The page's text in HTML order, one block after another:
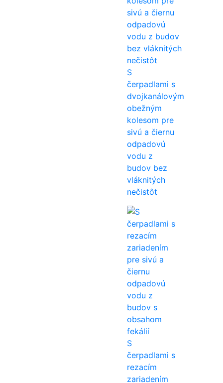
S
čerpadlami s
dvojkanálovým
obežným
kolesom pre
sivú a čiernu
odpadovú
vodu z
budov bez
vláknitých
nečistôt
S
čerpadlami s
rezacím
zariadením